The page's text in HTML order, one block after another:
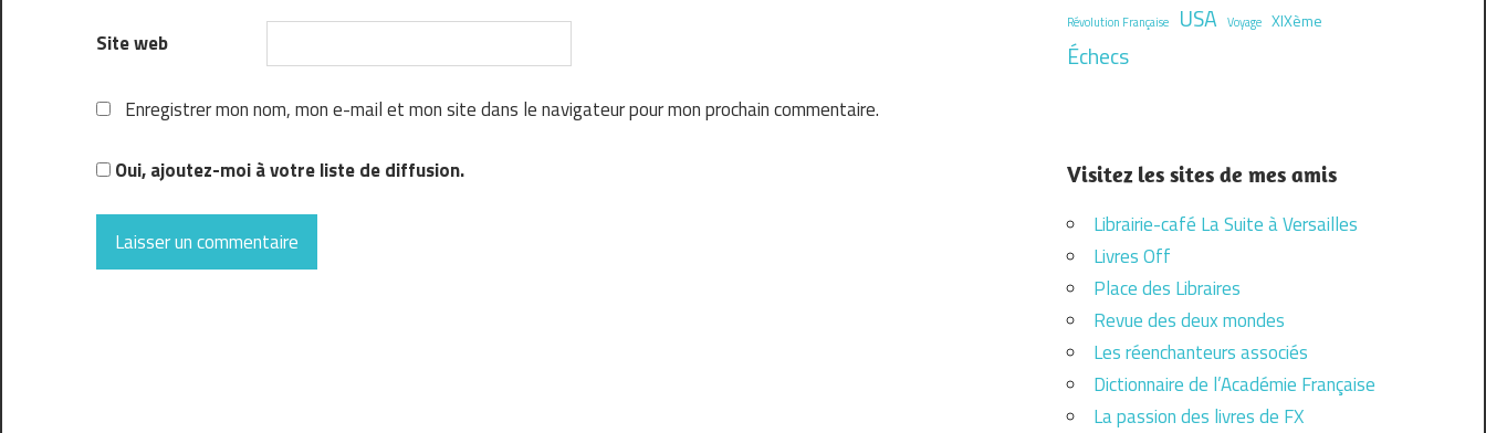
Site web
Enregistrer mon nom, mon e-mail et mon site dans le navigateur pour mon prochain commentaire.
Oui, ajoutez-moi à votre liste de diffusion.
Révolution Française USA Voyage XIXème
Échecs
Visitez les sites de mes amis
Librairie-café La Suite à Versailles
Livres Off
Place des Libraires
Revue des deux mondes
Les réenchanteurs associés
Dictionnaire de l’Académie Française
La passion des livres de FX